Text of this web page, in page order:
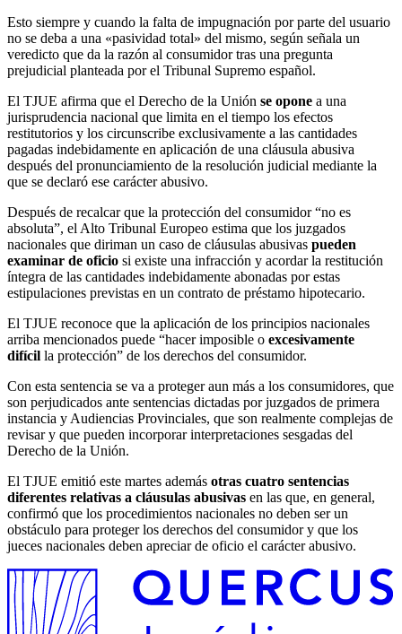
Esto siempre y cuando la falta de impugnación por parte del usuario
no se deba a una «pasividad total» del mismo, según señala un
veredicto que da la razón al consumidor tras una pregunta
prejudicial planteada por el Tribunal Supremo español.
El TJUE afirma que el Derecho de la Unión se opone a una
jurisprudencia nacional que limita en el tiempo los efectos
restitutorios y los circunscribe exclusivamente a las cantidades
pagadas indebidamente en aplicación de una cláusula abusiva
después del pronunciamiento de la resolución judicial mediante la
que se declaró ese carácter abusivo.
Después de recalcar que la protección del consumidor “no es
absoluta”, el Alto Tribunal Europeo estima que los juzgados
nacionales que diriman un caso de cláusulas abusivas pueden
examinar de oficio si existe una infracción y acordar la restitución
íntegra de las cantidades indebidamente abonadas por estas
estipulaciones previstas en un contrato de préstamo hipotecario.
El TJUE reconoce que la aplicación de los principios nacionales
arriba mencionados puede “hacer imposible o excesivamente
difícil la protección” de los derechos del consumidor.
Con esta sentencia se va a proteger aun más a los consumidores, que
son perjudicados ante sentencias dictadas por juzgados de primera
instancia y Audiencias Provinciales, que son realmente complejas de
revisar y que pueden incorporar interpretaciones sesgadas del
Derecho de la Unión.
El TJUE emitió este martes además otras cuatro sentencias
diferentes relativas a cláusulas abusivas en las que, en general,
confirmó que los procedimientos nacionales no deben ser un
obstáculo para proteger los derechos del consumidor y que los
jueces nacionales deben apreciar de oficio el carácter abusivo.